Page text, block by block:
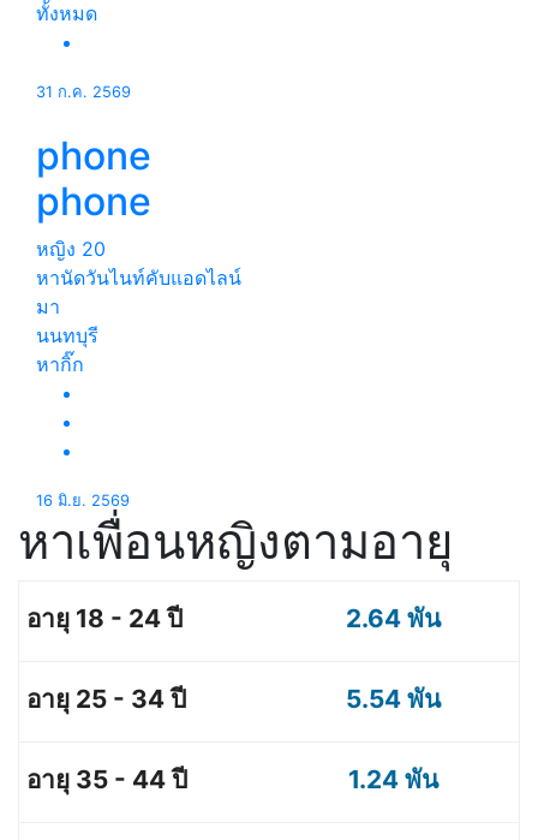
ทั้งหมด
31 ก.ค. 2569
phone
phone
หญิง 20
หานัดวันไนท์คับแอดไลน์
มา
นนทบุรี
หากิ๊ก
16 มิ.ย. 2569
หาเพื่อนหญิงตามอายุ
2.64 พัน
5.54 พัน
1.24 พัน